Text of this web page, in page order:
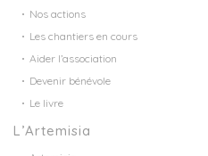
Nos actions
Les chantiers en cours
Aider l’association
Devenir bénévole
Le livre
L’Artemisia